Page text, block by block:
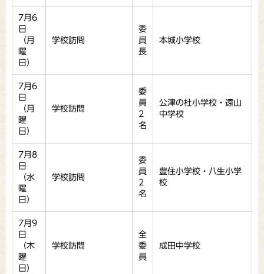
7月6
日
（月
曜
日）
学校訪問
委
員
長
本城小学校
7月6
日
（月
曜
日）
学校訪問
委
員
2
名
公津の杜小学校・遠山
中学校
7月8
日
（水
曜
日）
学校訪問
委
員
2
名
豊住小学校・八生小学
校
7月9
日
（木
曜
日）
学校訪問
全
委
員
成田中学校